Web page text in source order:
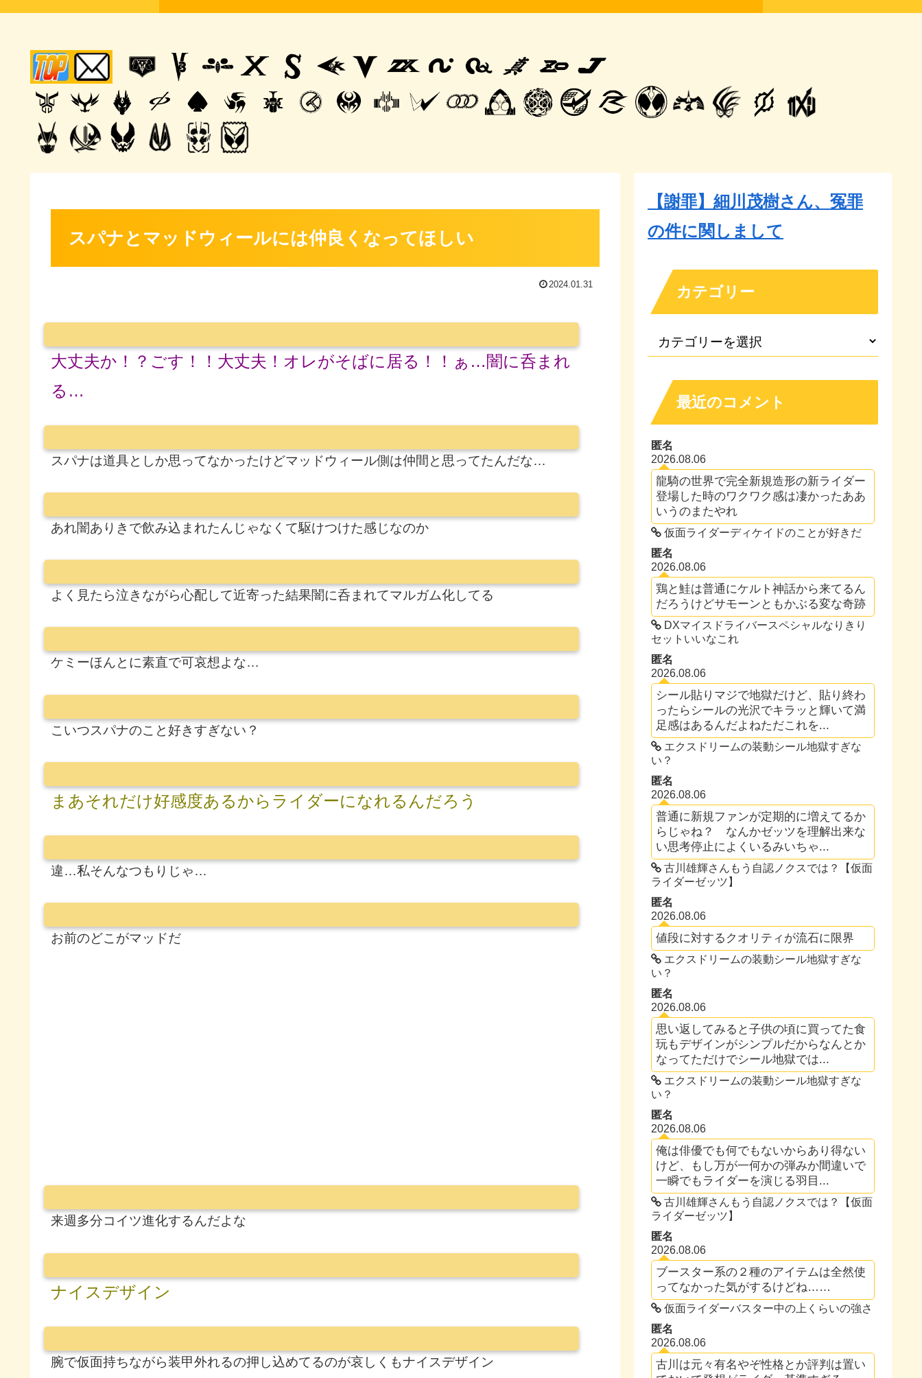
スパナとマッドウィールには仲良くなってほしい
2024.01.31
大丈夫か！？ごす！！大丈夫！オレがそばに居る！！ぁ…闇に呑まれ
る…
スパナは道具としか思ってなかったけどマッドウィール側は仲間と思ってたんだな…
あれ闇ありきで飲み込まれたんじゃなくて駆けつけた感じなのか
よく見たら泣きながら心配して近寄った結果闇に呑まれてマルガム化してる
ケミーほんとに素直で可哀想よな…
こいつスパナのこと好きすぎない？
まあそれだけ好感度あるからライダーになれるんだろう
違…私そんなつもりじゃ…
お前のどこがマッドだ
来週多分コイツ進化するんだよな
ナイスデザイン
腕で仮面持ちながら装甲外れるの押し込めてるのが哀しくもナイスデザイン
【謝罪】細川茂樹さん、冤罪
の件に関しまして
カテゴリー
最近のコメント
匿名
2026.08.06
龍騎の世界で完全新規造形の新ライダー
登場した時のワクワク感は凄かったああ
いうのまたやれ
仮面ライダーディケイドのことが好きだ
匿名
2026.08.06
鶏と鮭は普通にケルト神話から来てるん
だろうけどサモーンともかぶる変な奇跡
DXマイスドライバースペシャルなりきり
セットいいなこれ
匿名
2026.08.06
シール貼りマジで地獄だけど、貼り終わ
ったらシールの光沢でキラッと輝いて満
足感はあるんだよねただこれを...
エクスドリームの装動シール地獄すぎな
い？
匿名
2026.08.06
普通に新規ファンが定期的に増えてるか
らじゃね？ なんかゼッツを理解出来な
い思考停止によくいるみいちゃ...
古川雄輝さんもう自認ノクスでは？【仮面
ライダーゼッツ】
匿名
2026.08.06
値段に対するクオリティが流石に限界
エクスドリームの装動シール地獄すぎな
い？
匿名
2026.08.06
思い返してみると子供の頃に買ってた食
玩もデザインがシンプルだからなんとか
なってただけでシール地獄では...
エクスドリームの装動シール地獄すぎな
い？
匿名
2026.08.06
俺は俳優でも何でもないからあり得ない
けど、もし万が一何かの弾みか間違いで
一瞬でもライダーを演じる羽目...
古川雄輝さんもう自認ノクスでは？【仮面
ライダーゼッツ】
匿名
2026.08.06
ブースター系の２種のアイテムは全然使
ってなかった気がするけどね……
仮面ライダーバスター中の上くらいの強さ
匿名
2026.08.06
古川は元々有名やぞ性格とか評判は置い